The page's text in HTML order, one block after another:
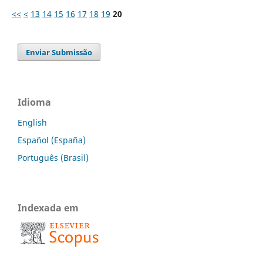
<< < 13 14 15 16 17 18 19 20
Enviar Submissão
Idioma
English
Español (España)
Português (Brasil)
Indexada em